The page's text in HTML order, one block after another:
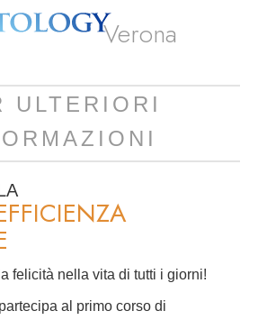
Verona
ULTERIORI
felicità nella vita di tutti i giorni!
al primo corso di